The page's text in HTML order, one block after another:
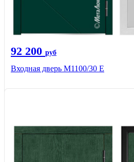
92 200 руб
Входная дверь М1100/30 Е